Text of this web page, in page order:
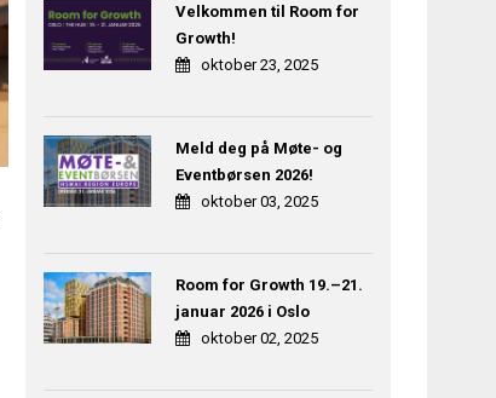
Velkommen til Room for
Growth!
oktober 23, 2025
Meld deg på Møte- og
Eventbørsen 2026!
oktober 03, 2025
Room for Growth 19.–21.
januar 2026 i Oslo
oktober 02, 2025